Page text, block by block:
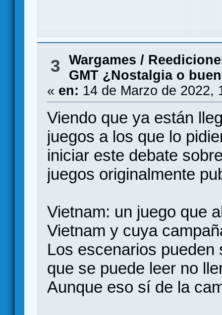
3 Wargames /
GMT ¿Nostalgia o
« en: 14 de Marzo de 2022,
Viendo que ya están
juegos a los que lo
iniciar este debate
juegos originalmente
Vietnam: un juego que
Vietnam y cuya
Los escenarios
que se puede leer no
Aunque eso sí de la